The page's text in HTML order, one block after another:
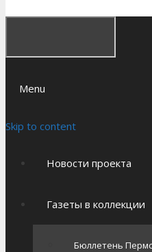
Menu
Skip to content
Новости проекта
Газеты в коллекции
Бюллетень